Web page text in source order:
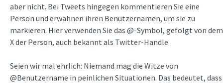
aber nicht. Bei Tweets hingegen kommentieren Sie eine
Person und erwähnen ihren Benutzernamen, um sie zu
markieren. Hier verwenden Sie das @-Symbol, gefolgt von dem
X der Person, auch bekannt als Twitter-Handle.
Seien wir mal ehrlich: Niemand mag die Witze von
@Benutzername in peinlichen Situationen. Das bedeutet, dass